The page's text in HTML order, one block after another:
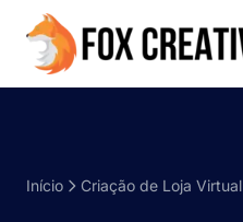
Início Criação de Loja Virtual